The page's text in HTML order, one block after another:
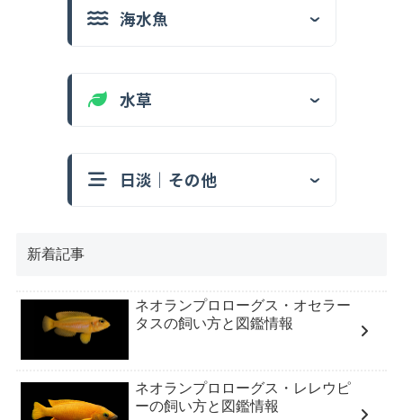
海水魚
水草
日淡｜その他
新着記事
ネオランプロローグス・オセラー
タスの飼い方と図鑑情報
ネオランプロローグス・レレウピ
ーの飼い方と図鑑情報